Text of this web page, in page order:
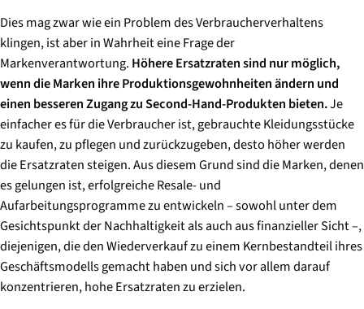
Dies mag zwar wie ein Problem des Verbraucherverhaltens
klingen, ist aber in Wahrheit eine Frage der
Markenverantwortung. Höhere Ersatzraten sind nur möglich,
wenn die Marken ihre Produktionsgewohnheiten ändern und
einen besseren Zugang zu Second-Hand-Produkten bieten.Je
einfacher es für die Verbraucher ist, gebrauchte Kleidungsstücke
zu kaufen, zu pflegen und zurückzugeben, desto höher werden
die Ersatzraten steigen. Aus diesem Grund sind die Marken, denen
es gelungen ist, erfolgreiche Resale- und
Aufarbeitungsprogramme zu entwickeln – sowohl unter dem
Gesichtspunkt der Nachhaltigkeit als auch aus finanzieller Sicht –,
diejenigen, die den Wiederverkauf zu einem Kernbestandteil ihres
Geschäftsmodells gemacht haben und sich vor allem darauf
konzentrieren, hohe Ersatzraten zu erzielen.